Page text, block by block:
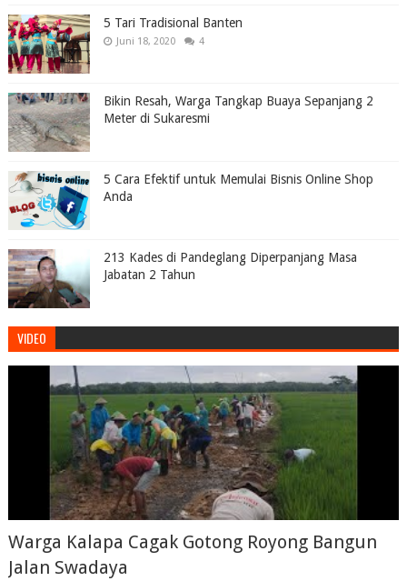
5 Tari Tradisional Banten
Juni 18, 2020 4
Bikin Resah, Warga Tangkap Buaya Sepanjang 2
Meter di Sukaresmi
5 Cara Efektif untuk Memulai Bisnis Online Shop
Anda
213 Kades di Pandeglang Diperpanjang Masa
Jabatan 2 Tahun
VIDEO
Warga Kalapa Cagak Gotong Royong Bangun
Jalan Swadaya